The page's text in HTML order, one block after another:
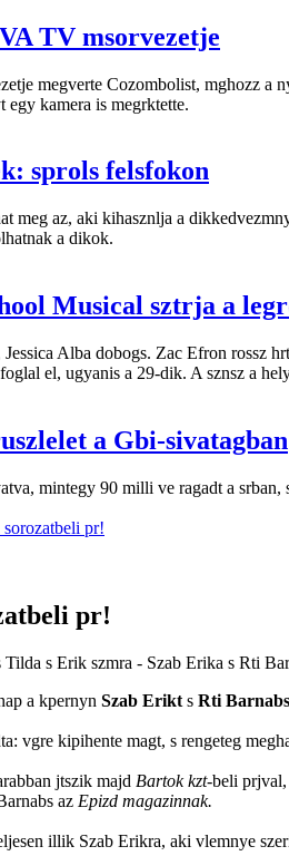
TV msorvezetje
megverte Cozombolist, mghozz a
egy kamera is megrktette.
sprols felsfokon
meg az, aki kihasznlja a
a dikok.
Musical sztrja a
Alba dobogs. Zac Efron rossz
el, ugyanis a 29-dik. A sznsz a
a Gbi-sivatagban
mintegy 90 milli ve ragadt a
sorozatbeli pr!
pr!
s Erik szmra - Szab Erika s Rti
a kpernyn Szab Erikt s Rti
vgre kipihente magt, s rengeteg
jtszik majd Bartok kzt-beli prjval,
az Epizd magazinnak.
illik Szab Erikra, aki vlemnye